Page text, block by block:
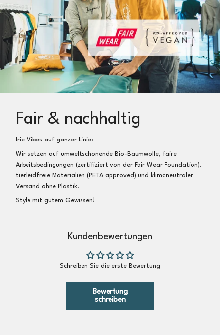
Fair & nachhaltig
Irie Vibes auf ganzer Linie:
Wir setzen auf umweltschonende Bio-Baumwolle, faire
Arbeitsbedingungen (zertifiziert von der Fair Wear Foundation),
tierleidfreie Materialien (PETA approved) und klimaneutralen
Versand ohne Plastik.
Style mit gutem Gewissen!
Kundenbewertungen
Schreiben Sie die erste Bewertung
Bewertung
schreiben